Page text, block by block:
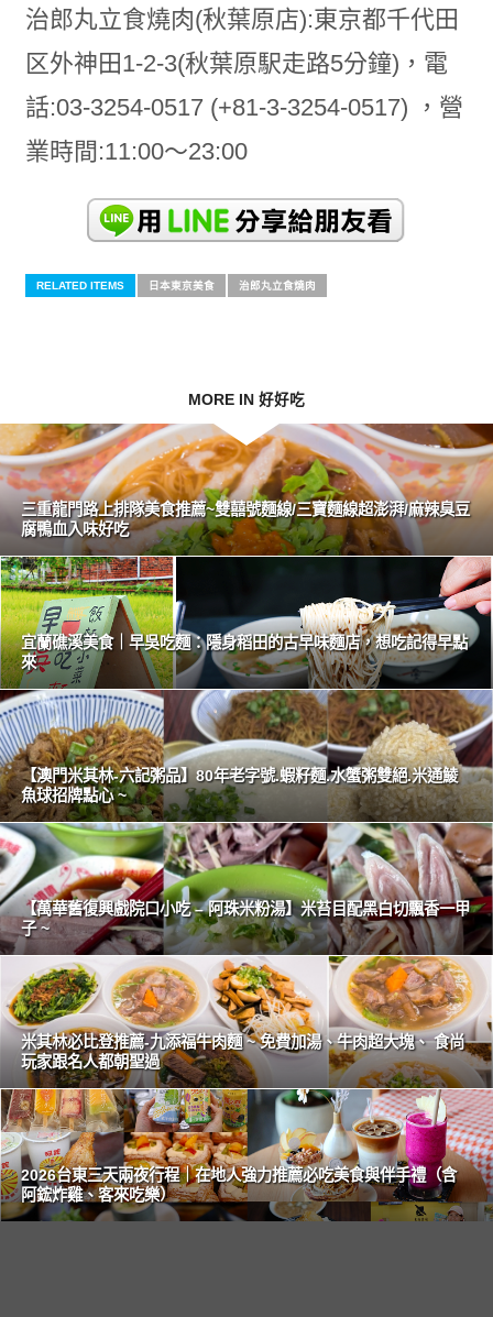
治郎丸立食燒肉(秋葉原店):東京都千代田
区外神田1-2-3(秋葉原駅走路5分鐘)，電
話:03-3254-0517 (+81-3-3254-0517) ，營
業時間:11:00～23:00
RELATED ITEMS 日本東京美食 治郎丸立食燒肉
MORE IN 好好吃
三重龍門路上排隊美食推薦~雙囍號麵線/三寶麵線超澎湃/麻辣臭豆
腐鴨血入味好吃
宜蘭礁溪美食｜早吳吃麵：隱身稻田的古早味麵店，想吃記得早點
來
【澳門米其林-六記粥品】80年老字號.蝦籽麵.水蟹粥雙絕.米通鯪
魚球招牌點心 ~
【萬華舊復興戲院口小吃 – 阿珠米粉湯】米苔目配黑白切飄香一甲
子 ~
米其林必比登推薦-九添福牛肉麵 ~ 免費加湯、牛肉超大塊、 食尚
玩家跟名人都朝聖過
2026台東三天兩夜行程｜在地人強力推薦必吃美食與伴手禮（含
阿鋐炸雞、客來吃樂）